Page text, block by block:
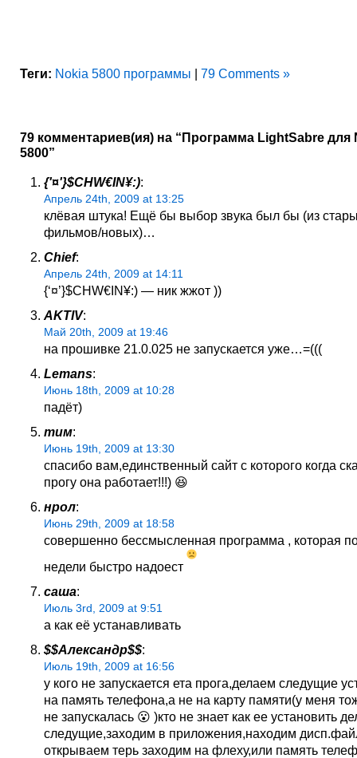
Теги: Nokia 5800 программы 79 Comments »
79 комментариев(ия) на “Программа LightSabre для
5800”
{'¤'}$CHW€IN¥:):
Апрель 24th, 2009 at 13:25
клёвая штука! Ещё бы выбор звука был бы (из
фильмов/новых)…
Chief:
Апрель 24th, 2009 at 14:11
{‘¤’}$CHW€IN¥:) — ник жжот ))
AKTIV:
Май 20th, 2009 at 19:46
на прошивке 21.0.025 не запускается уже…=(((
Lemans:
Июнь 18th, 2009 at 10:28
падёт)
тим:
Июнь 19th, 2009 at 13:30
спасибо вам,единственный сайт с которого когда
прогу она работает!!!) 😆
нрол:
Июнь 29th, 2009 at 18:58
совершенно бессмысленная программа , которая
недели быстро надоест
саша:
Июль 3rd, 2009 at 9:51
а как её устанавливать
$$Александр$$:
Июль 19th, 2009 at 16:56
у кого не запускается ета прога,делаем следущие
на память телефона,а не на карту памяти(у меня
не запускалась 😮 )кто не знает как ее установить
следущие,заходим в приложения,находим
открываем терь заходим на флеху,или память